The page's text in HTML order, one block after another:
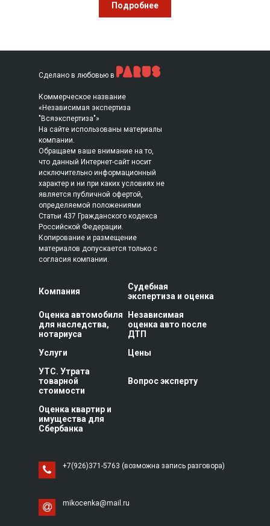
Подробнее
Сделано в любовью в
Коммерческое название
«Независимая экспертиза
"Всяэкспертиза"»
На сайте использованы материалы
компании.
Обращаем ваше внимание на то,
что данный Интернет-сайт носит
исключительно информационный
характер и ни при каких условиях не
является публичной офертой,
определяемой положениями
Статьи 437 Гражданского кодекса
Российской Федерации.
Копирование и размещение
материалов допускается только с
согласия компании.
Компания
Судебная
экспертиза и оценка
Оценка автомобиля
для наследства,
нотариуса
Независимая
оценка авто после
ДТП
Услуги
Цены
УТС. Утрата
товарной
стоимости
Вопрос эксперту
Оценка квартир и
имущества для
Сбербанка
+7(926)371-5763 (возможна запись разговора)
mikocenka@mail.ru